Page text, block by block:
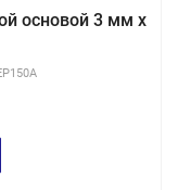
основой 3 мм х